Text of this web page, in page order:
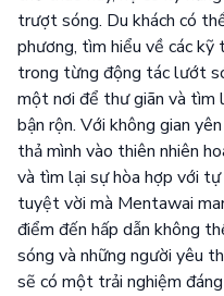
trượt sóng. Du khách có
phương, tìm hiểu về các
trong từng động tác lướt
một nơi để thư giãn và tìm
bận rộn. Với không gian
thả mình vào thiên nhiên
và tìm lại sự hòa hợp với
tuyệt vời mà Mentawai
điểm đến hấp dẫn không
sóng và những người yêu
sẽ có một trải nghiệm đáng